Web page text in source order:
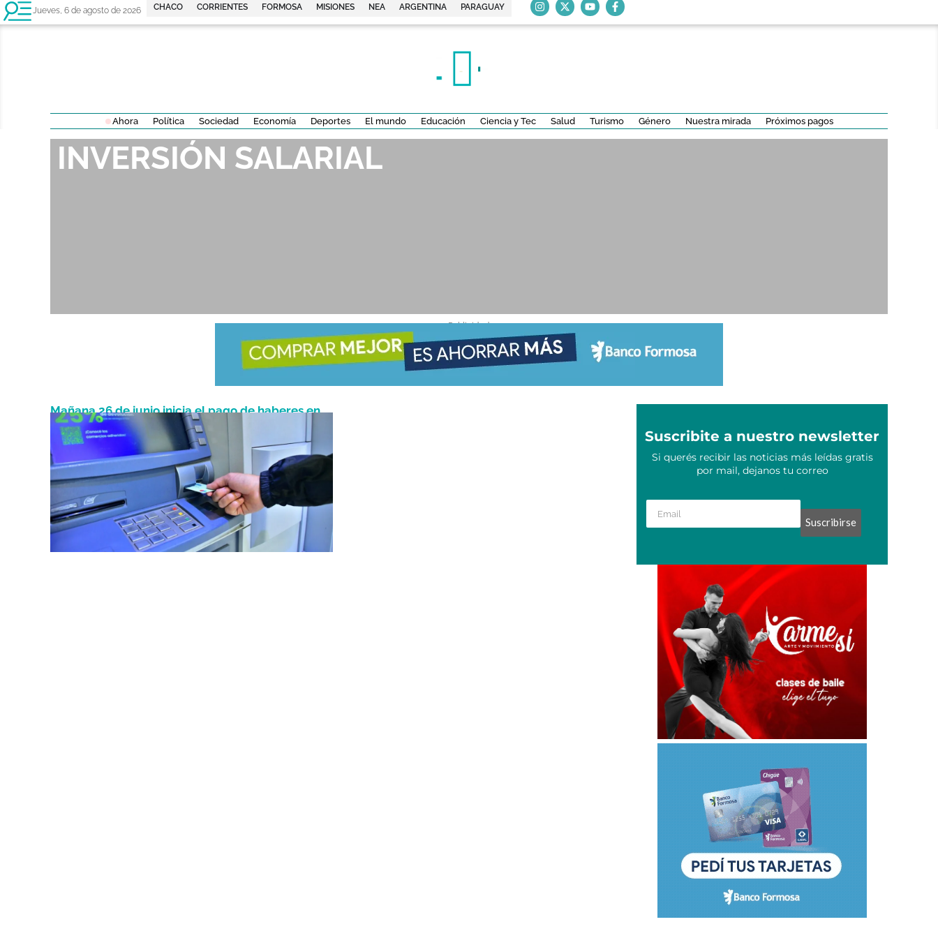
Jueves, 6 de agosto de 2026 CHACO CORRIENTES FORMOSA MISIONES NEA ARGENTINA PARAGUAY
Ahora Política Sociedad Economía Deportes El mundo Educación Ciencia y Tec Salud Turismo Género Nuestra mirada Próximos pagos
INVERSIÓN SALARIAL
- Publicidad -
Mañana 26 de junio inicia el pago de haberes en
Formosa: mirá el cronograma
Junio 25, 2025
Suscribite a nuestro newsletter
Si querés recibir las noticias más leídas gratis
por mail, dejanos tu correo
Suscribirse